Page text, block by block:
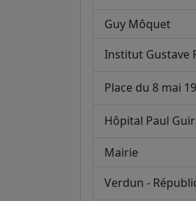
Guy Môquet
Institut Gustave
Place du 8 mai
Hôpital Paul
Mairie
Verdun -